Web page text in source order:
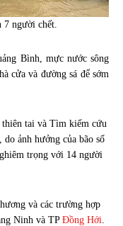
người chết.
Bình, mực nước sông
cửa và đường sá để sớm
tai và Tìm kiếm cứu
ảnh hưởng của bão số
trọng với 14 người
và các trường hợp
Ninh và TP Đồng Hới